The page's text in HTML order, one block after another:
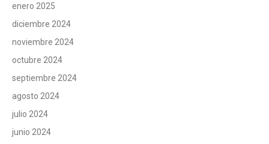
enero 2025
diciembre 2024
noviembre 2024
octubre 2024
septiembre 2024
agosto 2024
julio 2024
junio 2024